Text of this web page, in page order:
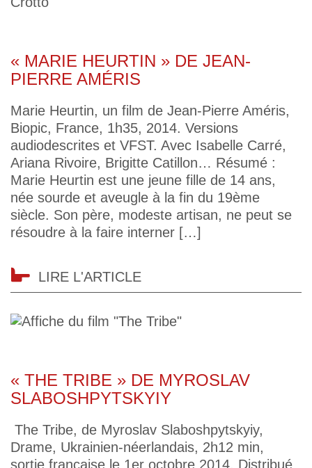
« MARIE HEURTIN » DE JEAN-
PIERRE AMÉRIS
Marie Heurtin, un film de Jean-Pierre Améris,
Biopic, France, 1h35, 2014. Versions
audiodescrites et VFST. Avec Isabelle Carré,
Ariana Rivoire, Brigitte Catillon… Résumé :
Marie Heurtin est une jeune fille de 14 ans,
née sourde et aveugle à la fin du 19ème
siècle. Son père, modeste artisan, ne peut se
résoudre à la faire interner […]
LIRE L'ARTICLE
« THE TRIBE » DE MYROSLAV
SLABOSHPYTSKYIY
The Tribe, de Myroslav Slaboshpytskyiy,
Drame, Ukrainien-néerlandais, 2h12 min,
sortie française le 1er octobre 2014. Distribué